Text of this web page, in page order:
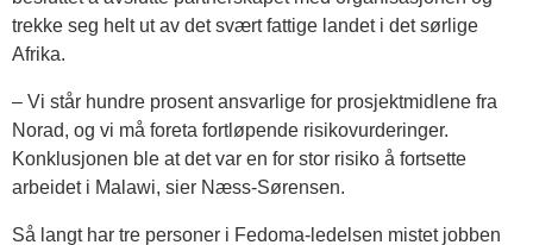
trekke seg helt ut av det svært fattige landet i det sørlige
Afrika.
– Vi står hundre prosent ansvarlige for prosjektmidlene fra
Norad, og vi må foreta fortløpende risikovurderinger.
Konklusjonen ble at det var en for stor risiko å fortsette
arbeidet i Malawi, sier Næss-Sørensen.
Så langt har tre personer i Fedoma-ledelsen mistet jobben